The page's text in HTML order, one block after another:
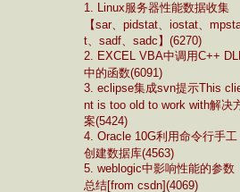
1. Linux服务器性能数据收集
【sar、pidstat、iostat、
t、sadf、sadc】(6270)
2. EXCEL VBA中调用C++
中的函数(6091)
3. eclipse集成svn提示This
nt is too old to work with解决
案(5424)
4. Oracle 10G利用命令行手工
创建数据库(4563)
5. weblogic中影响性能的参数
总结[from csdn](4069)